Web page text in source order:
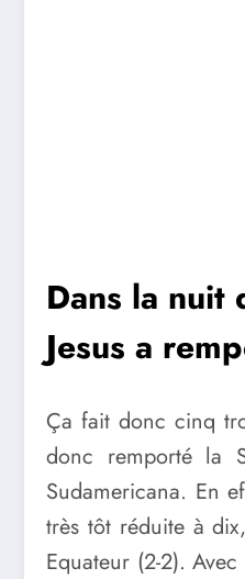
Dans la nuit
Jesus a
Ça fait donc cinq
donc remporté la
Sudamericana. En
très tôt réduite à
Equateur (2-2).